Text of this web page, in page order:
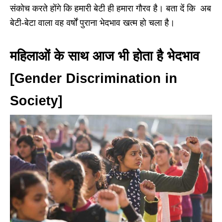
संकोच करते होंगे कि हमारी बेटी ही हमारा गौरव है। बता दें कि अब
बेटी-बेटा वाला वह वर्षों पुराना भेदभाव खत्म हो चला है।
महिलाओं के साथ आज भी होता है भेदभाव
[Gender Discrimination in
Society]